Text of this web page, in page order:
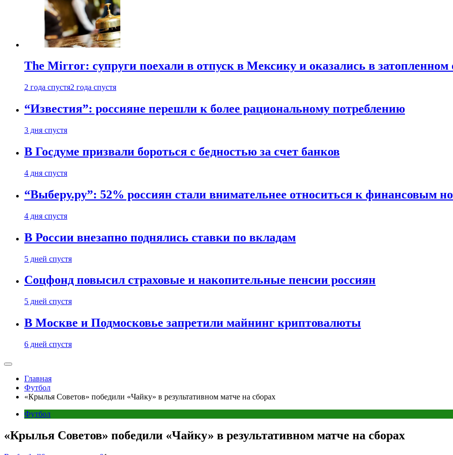
The Mirror: супруги поехали в отпуск в Мексику и оказались в затопленном
2 года спустя2 года спустя
“Известия”: россияне перешли к более рациональному потреблению
3 дня спустя
В Госдуме призвали бороться с бедностью за счет банков
4 дня спустя
“Выберу.ру”: 52% россиян стали внимательнее относиться к финансовым
4 дня спустя
В России внезапно поднялись ставки по вкладам
5 дней спустя
Соцфонд повысил страховые и накопительные пенсии россиян
5 дней спустя
В Москве и Подмосковье запретили майнинг криптовалюты
6 дней спустя
Главная
Футбол
«Крылья Советов» победили «Чайку» в результативном матче на сборах
Футбол
«Крылья Советов» победили «Чайку» в результативном матче на сборах